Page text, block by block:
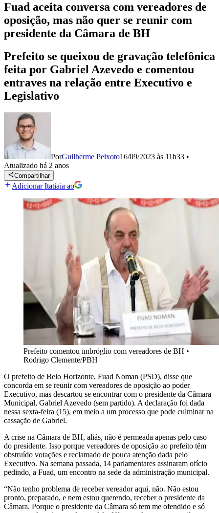
Fuad aceita conversa com vereadores de
oposição, mas não quer se reunir com
presidente da Câmara de BH
Prefeito se queixou de gravação telefônica
feita por Gabriel Azevedo e comentou
entraves na relação entre Executivo e
Legislativo
PorGuilherme Peixoto16/09/2023 às 11h33 •
Atualizado há 2 anos
Compartilhar
Adicionar Itatiaia ao
Prefeito comentou imbróglio com vereadores de BH •
Rodrigo Clemente/PBH
O prefeito de Belo Horizonte, Fuad Noman (PSD), disse que
concorda em se reunir com vereadores de oposição ao poder
Executivo, mas descartou se encontrar com o presidente da Câmara
Municipal, Gabriel Azevedo (sem partido). A declaração foi dada
nessa sexta-feira (15), em meio a um processo que pode culminar na
cassação de Gabriel.
A crise na Câmara de BH, aliás, não é permeada apenas pelo caso
do presidente. Isso porque vereadores de oposição ao prefeito têm
obstruído votações e reclamado de pouca atenção dada pelo
Executivo. Na semana passada, 14 parlamentares assinaram ofício
pedindo, a Fuad, um encontro na sede da administração municipal.
“Não tenho problema de receber vereador aqui, não. Não estou
pronto, preparado, e nem estou querendo, receber o presidente da
Câmara. Porque o presidente da Câmara só tem me ofendido e só